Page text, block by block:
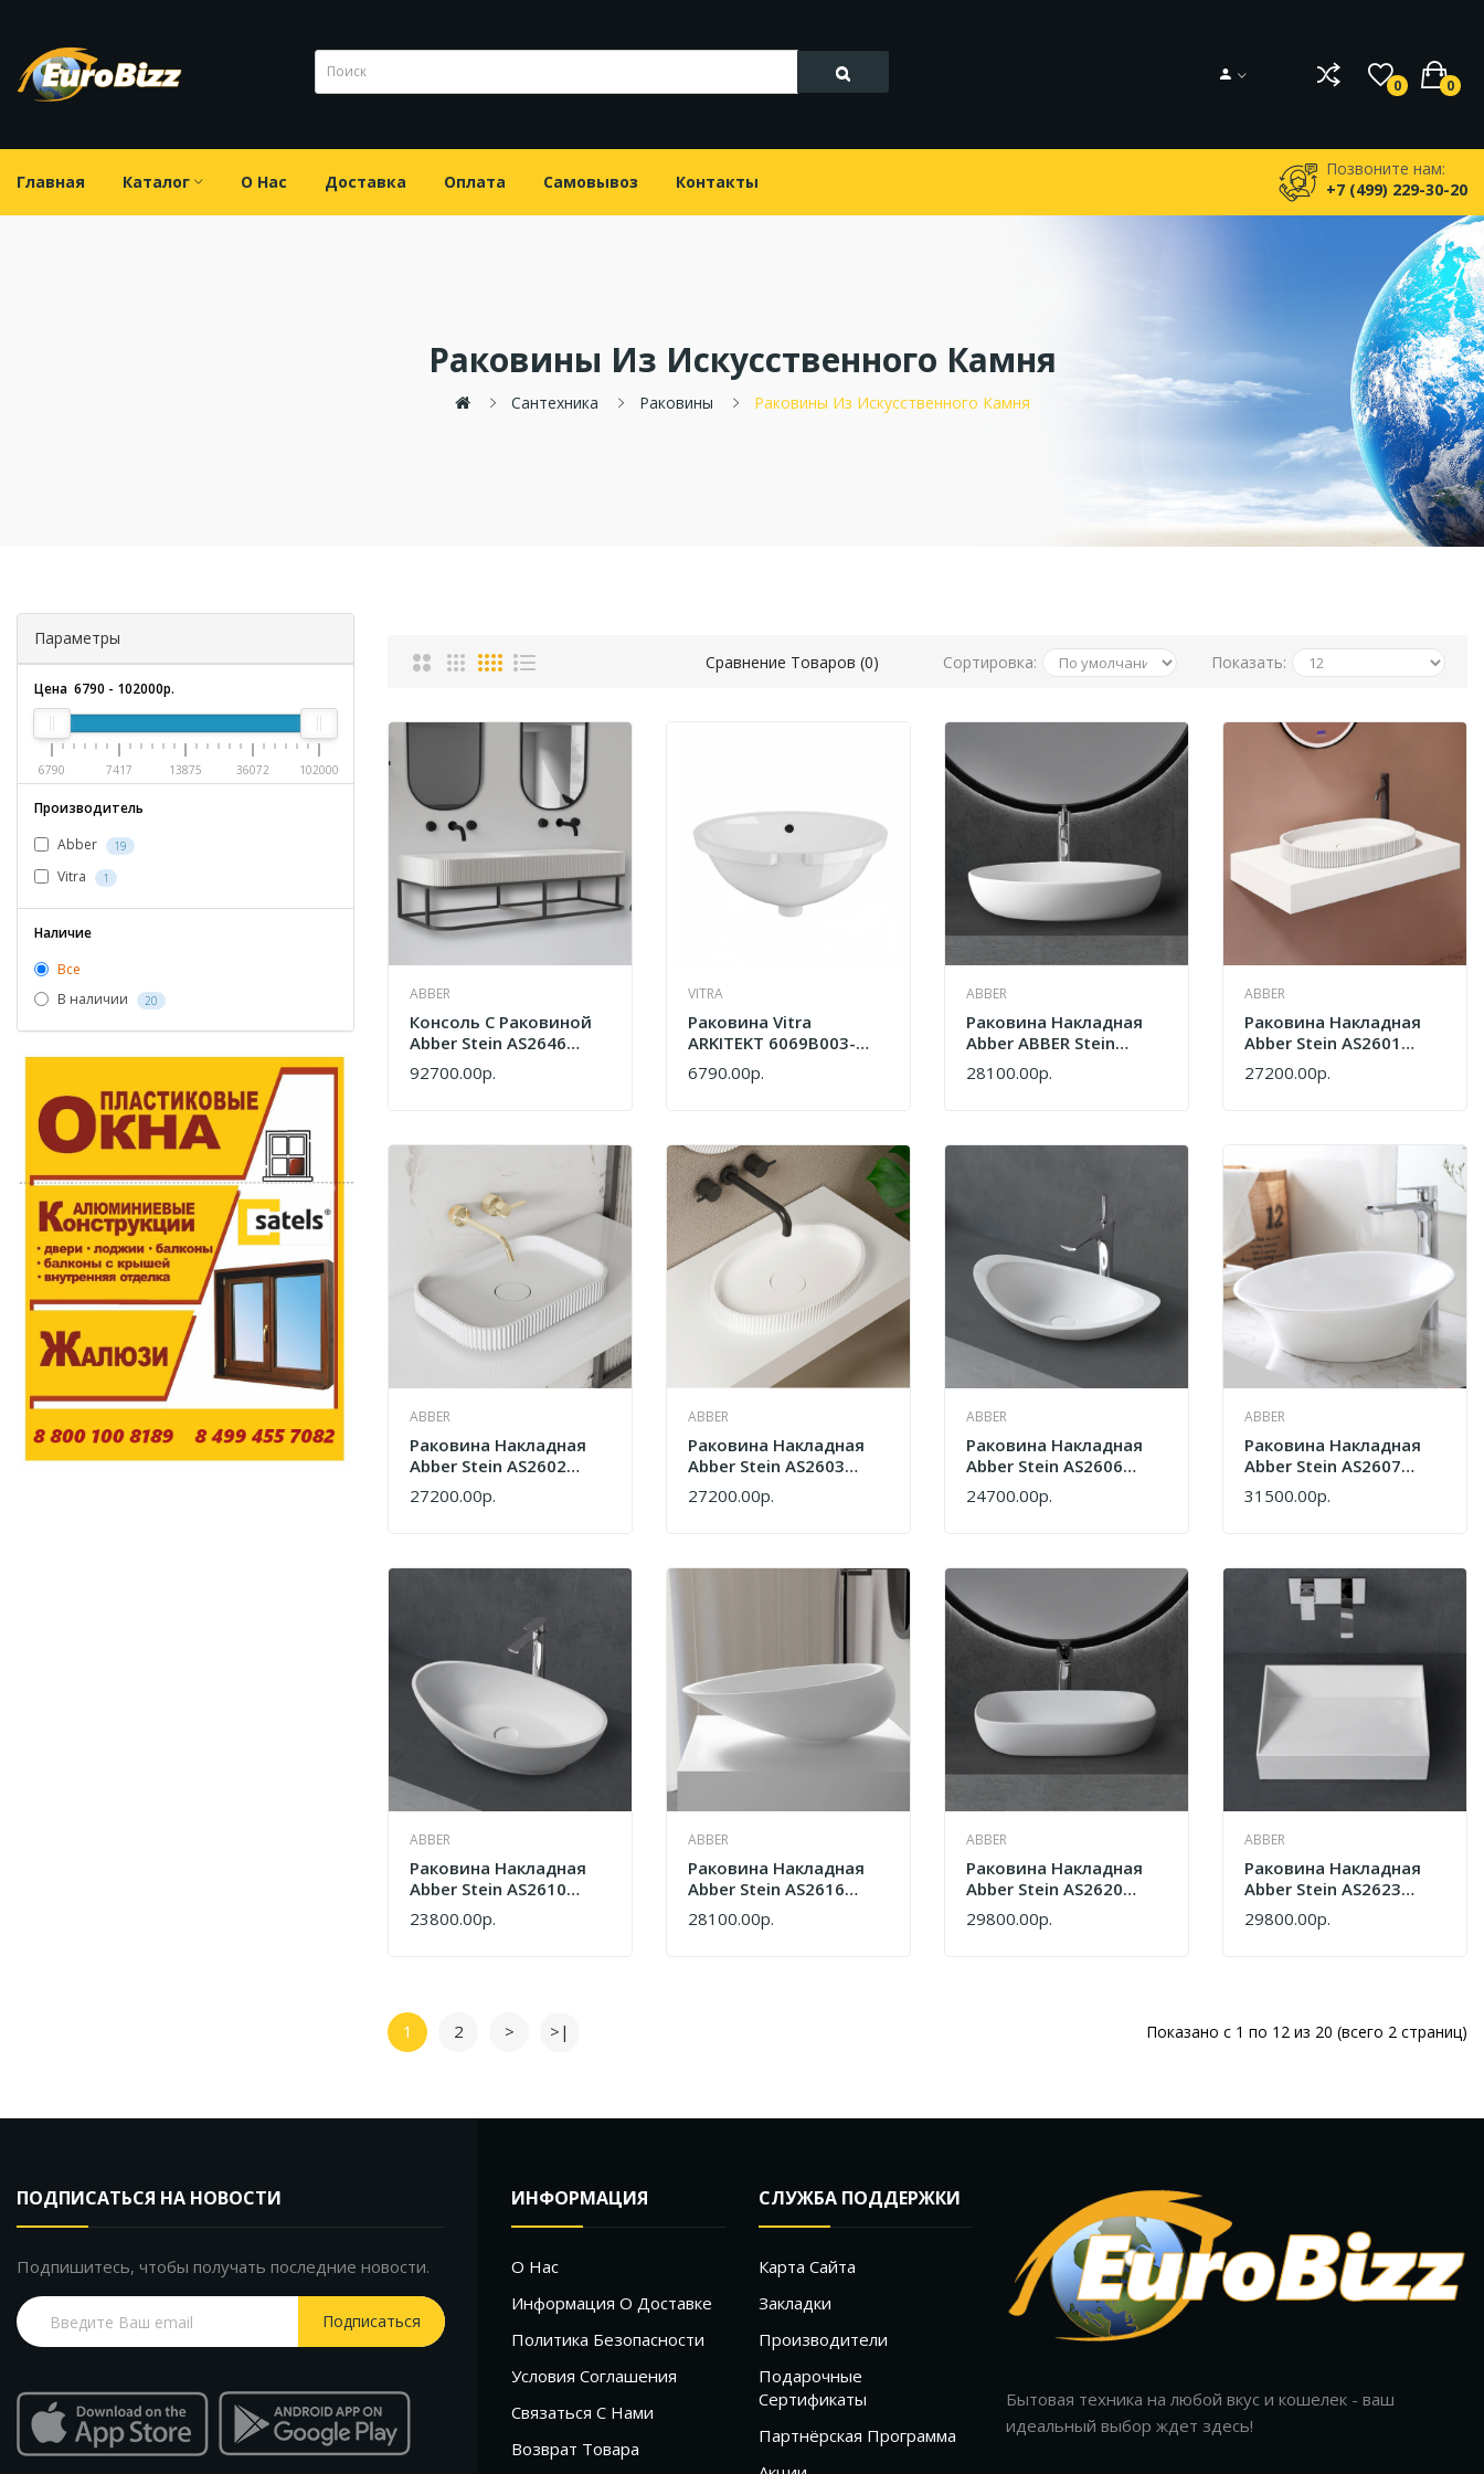
0 0
Главная Каталог О Нас Доставка Оплата Самовывоз Контакты
Позвоните нам:
+7 (499) 229-30-20
Раковины Из Искусственного Камня
Сантехника Раковины Раковины Из Искусственного Камня
Параметры
Цена 6790 - 102000р.
6790 7417 13875 36072 102000
Производитель
Abber
19
Vitra 1
Наличие
Все
В наличии
20
Сравнение Товаров (0) Сортировка: Показать:
ABBER
Консоль С Раковиной
Abber Stein AS2646
Белая Матовая
92700.00р.
КУПИТЬ
VITRA
Раковина Vitra
ARKITEKT 6069B003-
0012 Белый
6790.00р.
КУПИТЬ
ABBER
Раковина Накладная
Abber ABBER Stein
AS2619 Белая Матовая
28100.00р.
КУПИТЬ
ABBER
Раковина Накладная
Abber Stein AS2601
Белая Матовая
27200.00р.
КУПИТЬ
ABBER
Раковина Накладная
Abber Stein AS2602
Белая Матовая
27200.00р.
КУПИТЬ
ABBER
Раковина Накладная
Abber Stein AS2603
Белая Матовая
27200.00р.
КУПИТЬ
ABBER
Раковина Накладная
Abber Stein AS2606
Белая Матовая
24700.00р.
КУПИТЬ
ABBER
Раковина Накладная
Abber Stein AS2607
Белая Матовая
31500.00р.
КУПИТЬ
ABBER
Раковина Накладная
Abber Stein AS2610
Белая Матовая
23800.00р.
КУПИТЬ
ABBER
Раковина Накладная
Abber Stein AS2616
Белая Матовая
28100.00р.
КУПИТЬ
ABBER
Раковина Накладная
Abber Stein AS2620
Белая Матовая
29800.00р.
КУПИТЬ
ABBER
Раковина Накладная
Abber Stein AS2623
Белая Матовая
29800.00р.
КУПИТЬ
1 2 > >| Показано с 1 по 12 из 20 (всего 2 страниц)
ПОДПИСАТЬСЯ НА НОВОСТИ
Подпишитесь, чтобы получать последние новости.
Подписаться
ИНФОРМАЦИЯ
О Нас
Информация О Доставке
Политика Безопасности
Условия Соглашения
Связаться С Нами
Возврат Товара
СЛУЖБА ПОДДЕРЖКИ
Карта Сайта
Закладки
Производители
Подарочные
Сертификаты
Партнёрская Программа
Бытовая техника на любой вкус и кошелек - ваш
идеальный выбор ждет здесь!